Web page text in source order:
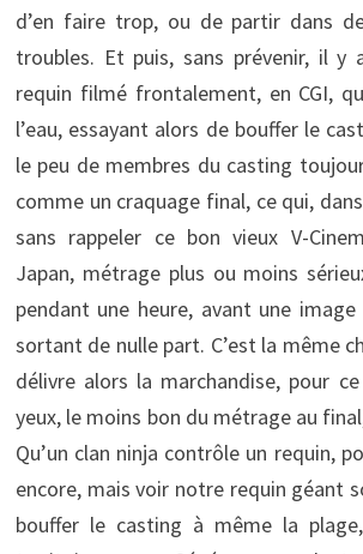
d’en faire trop, ou de partir dans
troubles. Et puis, sans prévenir, il y
requin filmé frontalement, en CGI,
l’eau, essayant alors de bouffer le
le peu de membres du casting
comme un craquage final, ce qui,
sans rappeler ce bon vieux V-
Japan, métrage plus ou moins
pendant une heure, avant une
sortant de nulle part. C’est la même
délivre alors la marchandise, pour
yeux, le moins bon du métrage au
Qu’un clan ninja contrôle un requin,
encore, mais voir notre requin géant
bouffer le casting à même la